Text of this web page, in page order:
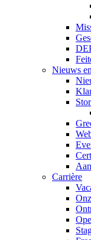
Nieuws
Carrière